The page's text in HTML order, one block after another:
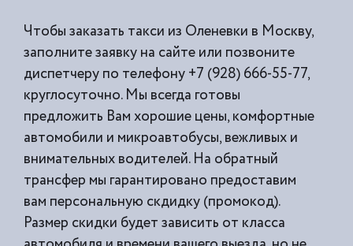
Чтобы заказать такси из Оленевки в Москву,
заполните заявку на сайте или позвоните
диспетчеру по телефону +7 (928) 666-55-77,
круглосуточно. Мы всегда готовы
предложить Вам хорошие цены, комфортные
автомобили и микроавтобусы, вежливых и
внимательных водителей. На обратный
трансфер мы гарантировано предоставим
вам персональную скдидку (промокод).
Размер скидки будет зависить от класса